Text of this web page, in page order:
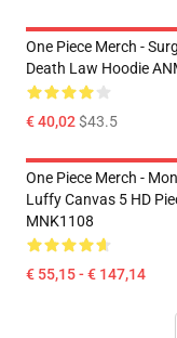
One Piece Merch -
Death Law Hoodie
€ 40,02$43.5
One Piece Merch -
Luffy Canvas 5 HD
MNK1108
€ 55,15 - € 147,14